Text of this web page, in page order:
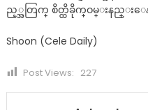
ည့္အတြက္ စိတ္ထိခိုက္ဝမ္းနည္းေန
Shoon (Cele Daily)
Post Views: 227